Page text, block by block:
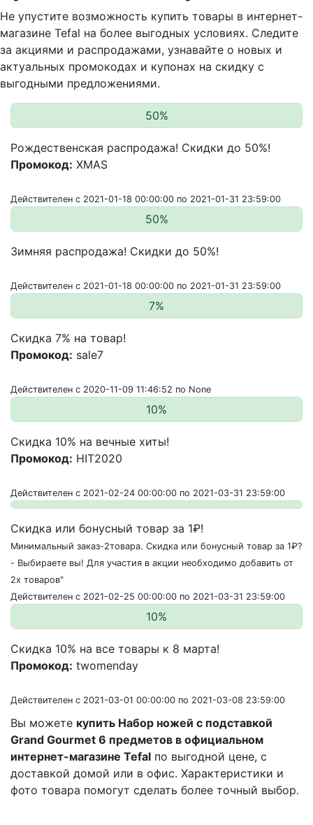
Не упустите возможность купить товары в интернет-
магазине Tefal на более выгодных условиях. Следите
за акциями и распродажами, узнавайте о новых и
актуальных промокодах и купонах на скидку с
выгодными предложениями.
50%
Рождественская распродажа! Скидки до 50%!
Промокод: XMAS
Действителен с 2021-01-18 00:00:00 по 2021-01-31 23:59:00
50%
Зимняя распродажа! Скидки до 50%!
Действителен с 2021-01-18 00:00:00 по 2021-01-31 23:59:00
7%
Скидка 7% на товар!
Промокод: sale7
Действителен с 2020-11-09 11:46:52 по None
10%
Скидка 10% на вечные хиты!
Промокод: HIT2020
Действителен с 2021-02-24 00:00:00 по 2021-03-31 23:59:00
Скидка или бонусный товар за 1₽!
Минимальный заказ-2товара. Скидка или бонусный товар за 1₽?
- Выбираете вы! Для участия в акции необходимо добавить от
2х товаров"
Действителен с 2021-02-25 00:00:00 по 2021-03-31 23:59:00
10%
Скидка 10% на все товары к 8 марта!
Промокод: twomenday
Действителен с 2021-03-01 00:00:00 по 2021-03-08 23:59:00
Вы можете купить Набор ножей с подставкой
Grand Gourmet 6 предметов в официальном
интернет-магазине Tefal по выгодной цене, с
доставкой домой или в офис. Характеристики и
фото товара помогут сделать более точный выбор.